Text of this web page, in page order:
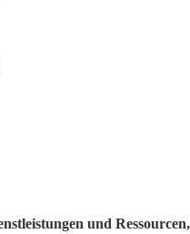
und